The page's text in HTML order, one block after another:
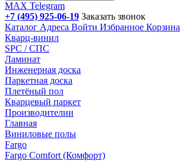
MAX Telegram
+7 (495) 925-06-19 Заказать звонок
Каталог Адреса Войти Избранное Корзина
Кварц-винил
SPC / СПС
Ламинат
Инженерная доска
Паркетная доска
Плетёный пол
Кварцевый паркет
Производителии
Главная
Виниловые полы
Fargo
Fargo Comfort (Комфорт)